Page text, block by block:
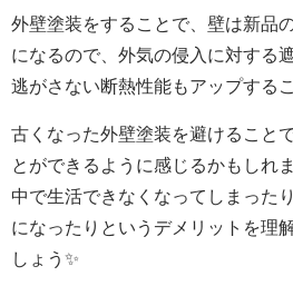
外壁塗装をすることで、壁は新品
になるので、 外気の侵入に対する
逃がさない断熱性能もアップする
古くなった外壁塗装を避けること
とができるように感じるかもしれ
中で生活できなくなってしまった
になったりというデメリットを理
しょう✨